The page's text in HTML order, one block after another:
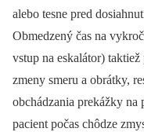
alebo tesne pred
Obmedzený čas na
vstup na eskalátor)
zmeny smeru a obrátky,
obchádzania prekážky na
pacient počas chôdze